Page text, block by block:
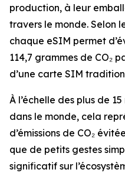
production, à leur
travers le monde. Selon
chaque eSIM permet
114,7 grammes de CO₂
d’une carte SIM
À l’échelle des plus de
dans le monde, cela
d’émissions de CO₂
que de petits gestes
significatif sur